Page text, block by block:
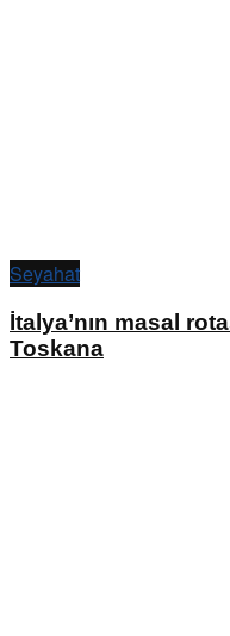
Seyahat
İtalya’nın masal
Toskana